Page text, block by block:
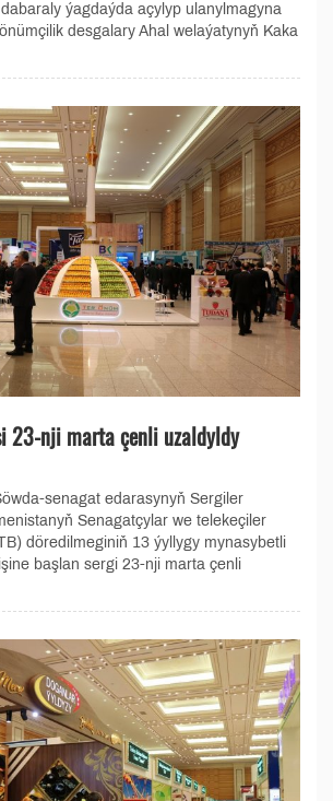
ýagdaýda açylyp ulanylmagyna
desgalary Ahal welaýatynyň Kaka
23-nji marta çenli uzaldyldy
senagat edarasynyň Sergiler
Senagatçylar we telekeçiler
döredilmeginiň 13 ýyllygy mynasybetli
başlan sergi 23-nji marta çenli